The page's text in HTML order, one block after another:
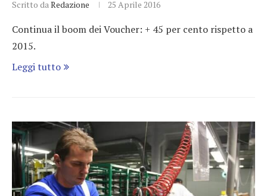
Scritto da Redazione 25 Aprile 2016
Continua il boom dei Voucher: + 45 per cento rispetto a
2015.
Leggi tutto